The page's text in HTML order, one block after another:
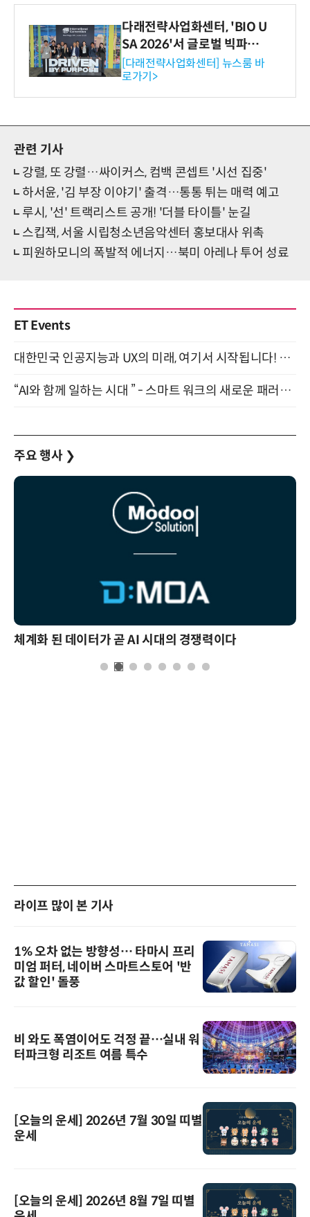
다래전략사업화센터, 'BIO U
SA 2026'서 글로벌 빅파마
와의 비즈니스 미팅 지원…K
-바이오 해외 진출 교두보 확
보
[다래전략사업화센터] 뉴스룸 바
로가기>
관련 기사
강렬, 또 강렬…싸이커스, 컴백 콘셉트 '시선 집중'
하서윤, '김 부장 이야기' 출격…통통 튀는 매력 예고
루시, '선' 트랙리스트 공개! '더블 타이틀' 눈길
스킵잭, 서울 시립청소년음악센터 홍보대사 위촉
피원하모니의 폭발적 에너지…북미 아레나 투어 성료
ET Events
대한민국 인공지능과 UX의 미래, 여기서 시작됩니다! UX Korea 2026 - Fall 9월 2일 개최
“AI와 함께 일하는 시대 ” - 스마트 워크의 새로운 패러다임 (9/11)
주요 행사 ❯
체계화 된 데이터가 곧 AI 시대의 경쟁력이다
라이프 많이 본 기사
1% 오차 없는 방향성… 타마시 프리
미엄 퍼터, 네이버 스마트스토어 '반
값 할인' 돌풍
비 와도 폭염이어도 걱정 끝…실내 워
터파크형 리조트 여름 특수
[오늘의 운세] 2026년 7월 30일 띠별
운세
[오늘의 운세] 2026년 8월 7일 띠별